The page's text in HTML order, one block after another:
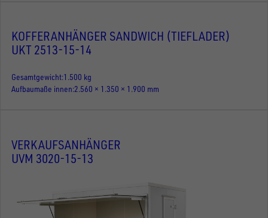
KOFFERANHÄNGER SANDWICH (TIEFLADER)
UKT 2513-15-14
Gesamtgewicht 1.500 kg
Aufbaumaße innen 2.560 × 1.350 × 1.900 mm
VERKAUFSANHÄNGER
UVM 3020-15-13